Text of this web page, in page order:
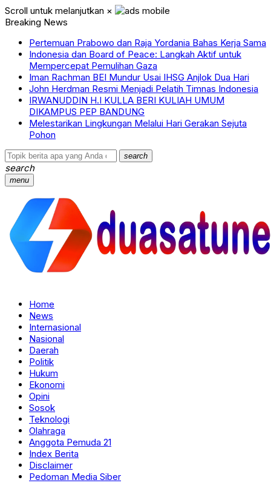
Scroll untuk melanjutkan ×
Breaking News
Pertemuan Prabowo dan Raja Yordania Bahas Kerja Sama
Indonesia dan Board of Peace: Langkah Aktif untuk
Mempercepat Pemulihan Gaza
Iman Rachman BEI Mundur Usai IHSG Anjlok Dua Hari
John Herdman Resmi Menjadi Pelatih Timnas Indonesia
IRWANUDDIN H.I KULLA BERI KULIAH UMUM
DIKAMPUS PEP BANDUNG
Melestarikan Lingkungan Melalui Hari Gerakan Sejuta
Pohon
search
search
menu
Home
News
Internasional
Nasional
Daerah
Politik
Hukum
Ekonomi
Opini
Sosok
Teknologi
Olahraga
Anggota Pemuda 21
Index Berita
Disclaimer
Pedoman Media Siber